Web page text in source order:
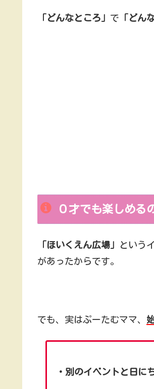
「どんなところ」 で 「どん
０才でも楽しめる
「ほいくえん広場」
という
があったからです。
でも、実はぷーたむママ、
・別のイベントと日に